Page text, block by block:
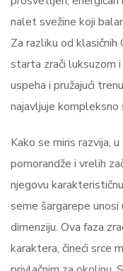
nalet svežine koji
Za razliku od klasičnih
starta zrači luksuzom
uspeha i pružajući
najavljuje kompleksno
Kako se miris razvija,
pomorandže i vrelih
njegovu
seme šargarepe
dimenziju. Ova faza
karaktera, čineći srce